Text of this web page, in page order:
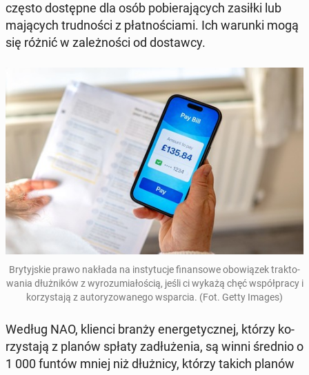
często do­stęp­ne dla osób po­bie­ra­ją­cych zasiłki lub
ma­ją­cych trud­no­ści z płat­no­ścia­mi. Ich warunki mogą
się różnić w za­leż­no­ści od do­staw­cy.
Bry­tyj­skie prawo nakłada na in­sty­tu­cje fi­nan­so­we obo­wią­zek trak­to­
wa­nia dłuż­ni­ków z wy­ro­zu­mia­ło­ścią, jeśli ci wykażą chęć współ­pra­cy i
ko­rzy­sta­ją z au­to­ry­zo­wa­ne­go wspar­cia. (Fot. Getty Images)
Według NAO, klienci branży ener­ge­tycz­nej, którzy ko­
rzy­sta­ją z planów spłaty za­dłu­że­nia, są winni średnio o
1 000 funtów mniej niż dłuż­ni­cy, którzy takich planów